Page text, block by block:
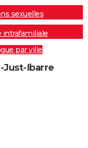
sexuelles
intrafamiliale
par ville
Just-Ibarre